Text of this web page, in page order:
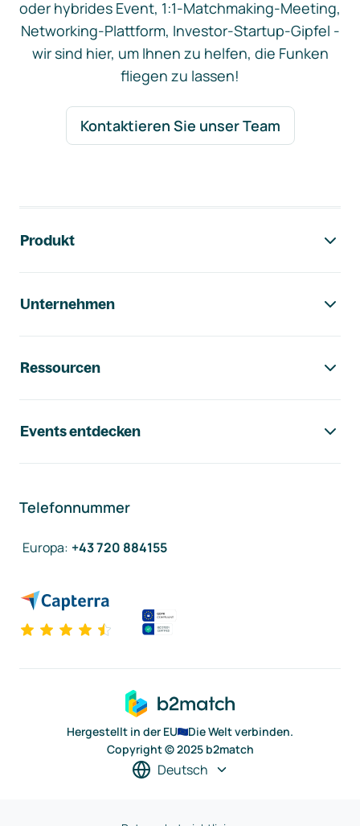
oder hybrides Event, 1:1-Matchmaking-Meeting,
Networking-Plattform, Investor-Startup-Gipfel -
wir sind hier, um Ihnen zu helfen, die Funken
fliegen zu lassen!
Kontaktieren Sie unser Team
Produkt
Unternehmen
Ressourcen
Events entdecken
Telefonnummer
Europa: +43 720 884155
Hergestellt in der EU
Die Welt verbinden.
Copyright © 2025 b2match
Deutsch